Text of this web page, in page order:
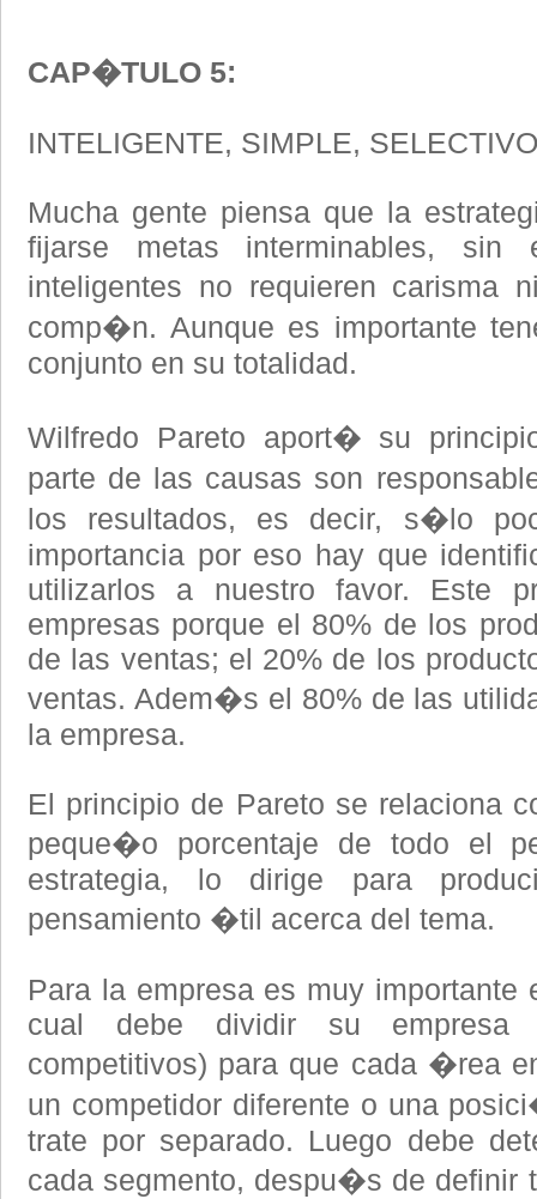
CAP�TULO 5:
INTELIGENTE, SIMPLE, SELECTIVO
Mucha gente piensa que la
fijarse metas interminables, sin
inteligentes no requieren
comp�n. Aunque es importante
conjunto en su totalidad.
Wilfredo Pareto aport� su
parte de las causas son
los resultados, es decir, s�lo
importancia por eso hay que
utilizarlos a nuestro favor. Este
empresas porque el 80% de los
de las ventas; el 20% de los
ventas. Adem�s el 80% de las
la empresa.
El principio de Pareto se relaciona
peque�o porcentaje de todo el
estrategia, lo dirige para
pensamiento �til acerca del tema.
Para la empresa es muy importante
cual debe dividir su empresa
competitivos) para que cada �rea
un competidor diferente o una
trate por separado. Luego debe
cada segmento, despu�s de definir